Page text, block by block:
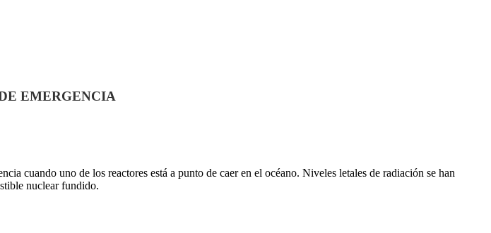
EMERGENCIA
cuando uno de los reactores está a punto de caer en el océano. Niveles letales de radiación se han
nuclear fundido.